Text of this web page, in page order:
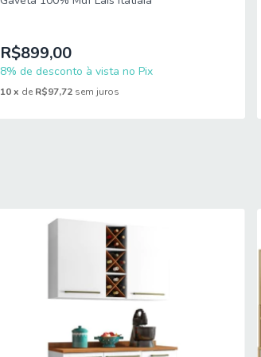
R$899,00
8% de desconto à vista no Pix
10 x de R$97,72 sem juros